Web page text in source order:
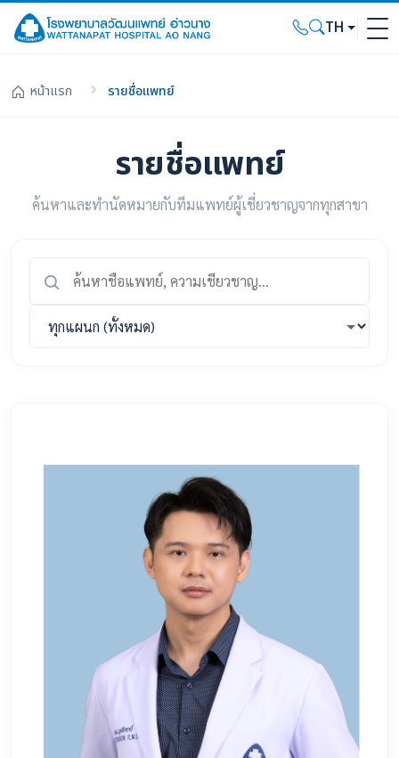
TH
หน้าแรก รายชื่อแพทย์
รายชื่อแพทย์
ค้นหาและทำนัดหมายกับทีมแพทย์ผู้เชี่ยวชาญจากทุกสาขา